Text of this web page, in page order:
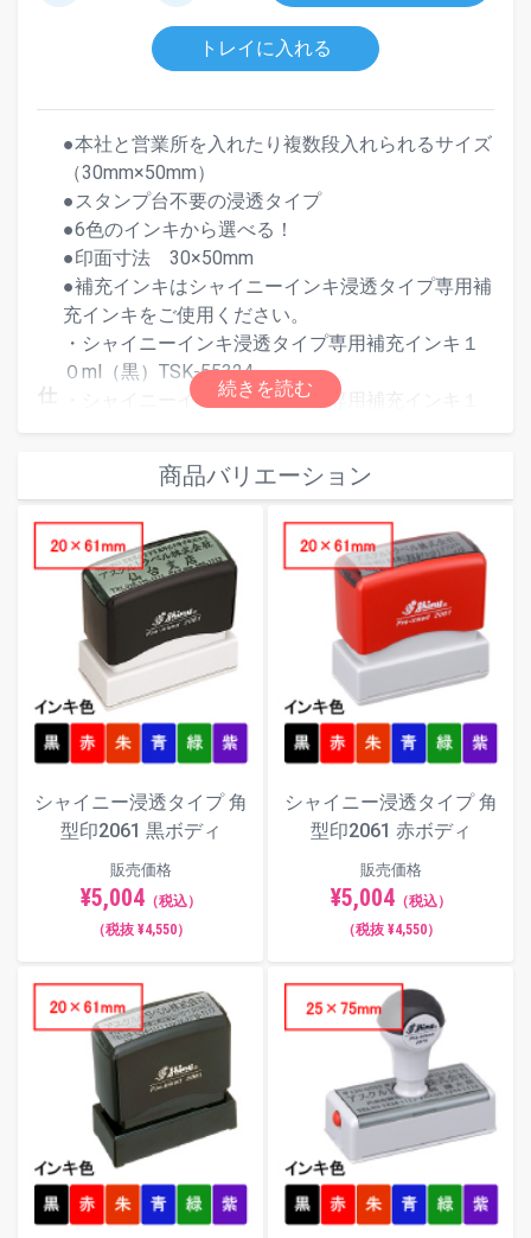
トレイに入れる
仕
●本社と営業所を入れたり複数段入れられるサイズ
（30mm×50mm）
●スタンプ台不要の浸透タイプ
●6色のインキから選べる！
●印面寸法 30×50mm
●補充インキはシャイニーインキ浸透タイプ専用補
充インキをご使用ください。
・シャイニーインキ浸透タイプ専用補充インキ１
０ml（黒）TSK-55324
・シャイニーインキ浸透タイプ専用補充インキ１
０ml（青）TSK-55348
０ml（朱色）TSK-55355
・シャイニーインキ浸透タイプ専用補充インキ１
０ml（緑）TSK-55362
・シャイニーインキ浸透タイプ専用補充インキ１
０ml（紫）TSK-55379
商品バリエーション
シャイニー浸透タイプ 角
型印2061 黒ボディ
販売価格
¥5,004（税込）
（税抜 ¥4,550）
シャイニー浸透タイプ 角
型印2061 赤ボディ
販売価格
¥5,004（税込）
（税抜 ¥4,550）